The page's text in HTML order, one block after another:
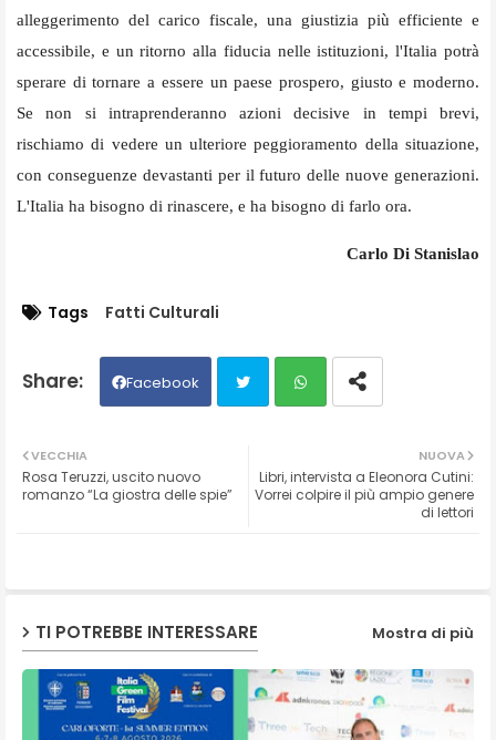
alleggerimento del carico fiscale, una giustizia più efficiente e
accessibile, e un ritorno alla fiducia nelle istituzioni, l'Italia potrà
sperare di tornare a essere un paese prospero, giusto e moderno.
Se non si intraprenderanno azioni decisive in tempi brevi,
rischiamo di vedere un ulteriore peggioramento della situazione,
con conseguenze devastanti per il futuro delle nuove generazioni.
L'Italia ha bisogno di rinascere, e ha bisogno di farlo ora.
Carlo Di Stanislao
Tags Fatti Culturali
Facebook
ats
NUOVA
Libri, intervista a Eleonora Cutini:
Vorrei colpire il più ampio genere
di lettori
VECCHIA
Rosa Teruzzi, uscito nuovo
romanzo “La giostra delle spie”
TI POTREBBE INTERESSARE Mostra di più